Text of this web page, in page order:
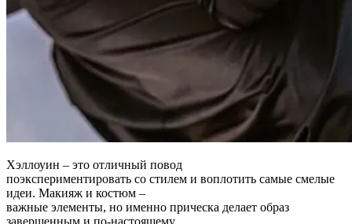
Хэллоуин – это отличный повод
поэкспериментировать со стилем и воплотить самые смелые
идеи. Макияж и костюм –
важные элементы, но именно прическа делает образ
завершенным и по-настоящему